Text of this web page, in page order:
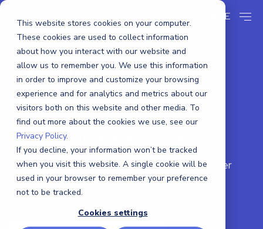
This website stores cookies on your computer.
These cookies are used to collect information
about how you interact with our website and
allow us to remember you. We use this information
in order to improve and customize your browsing
experience and for analytics and metrics about our
visitors both on this website and other media. To
find out more about the cookies we use, see our
Privacy Policy.
If you decline, your information won’t be tracked
when you visit this website. A single cookie will be
used in your browser to remember your preference
not to be tracked.
Cookies settings
DE
ÜBER UNS
Daten neu gedacht
Für uns sind Daten keine Ressource, die man
verbraucht – sondern eine, die man kultiviert.
Reichlich vorhanden, ständig erneuerbar, und der
Treibstoff für eine Zukunft, die wir aktiv
mitgestalten wollen.